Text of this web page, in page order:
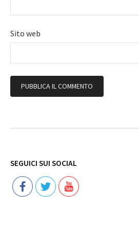
Sito web
SEGUICI SUI SOCIAL